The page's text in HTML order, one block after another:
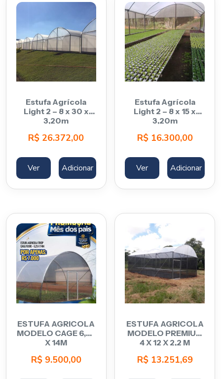
Estufa Agrícola
Light 2 – 8 x 30 x
3,20m
R$ 26.372,00
Ver Adicionar
Estufa Agrícola
Light 2 – 8 x 15 x
3,20m
R$16.300,00
Ver Adicionar
ESTUFA AGRICOLA
MODELO CAGE 6,25
X 14M
R$9.500,00
ESTUFA AGRICOLA
MODELO PREMIUM
4 X 12 X 2,2 M
R$13.251,69